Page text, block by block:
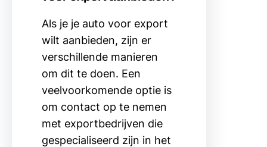
Als je je auto voor export
wilt aanbieden, zijn er
verschillende manieren
om dit te doen. Een
veelvoorkomende optie is
om contact op te nemen
met exportbedrijven die
gespecialiseerd zijn in het